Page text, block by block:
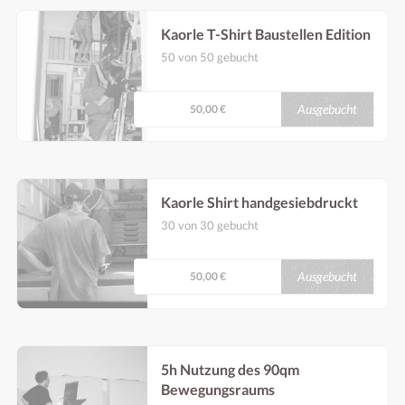
Kaorle T-Shirt Baustellen Edition
50 von 50 gebucht
siebgedrucktes Kaorle T-Shirt aus der
Baustellen Edition schenken. Abzuholen ist
das Leiberl dann bei einem Besuch im neuen
50,00 € Ausgebucht
Kaorle Shirt handgesiebdruckt
30 von 30 gebucht
siebgedrucktes Kaorle T-Shirt aus der
Baustellen Edition schenken. Abzuholen ist
das Leiberl dann bei einem Besuch im neuen
50,00 € Ausgebucht
5h Nutzung des 90qm
Bewegungsraums